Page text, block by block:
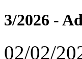
3/2026 -
02/02/